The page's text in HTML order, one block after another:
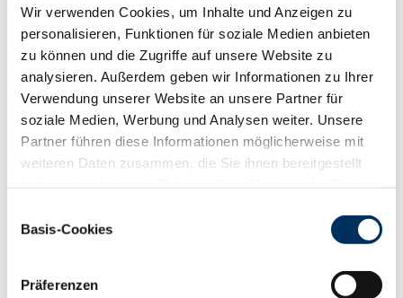
Wir verwenden Cookies, um Inhalte und Anzeigen zu
personalisieren, Funktionen für soziale Medien anbieten
zu können und die Zugriffe auf unsere Website zu
analysieren. Außerdem geben wir Informationen zu Ihrer
Verwendung unserer Website an unsere Partner für
soziale Medien, Werbung und Analysen weiter. Unsere
Partner führen diese Informationen möglicherweise mit
weiteren Daten zusammen, die Sie ihnen bereitgestellt
Cookies, wenn Sie unsere Webseite weiterhin nutzen.
Basis-Cookies
Präferenzen
RZR
RZKd
103
RZKm
RZÖko
141
Gesundheit
RZGesund
113
RZEuterfit
RZKlaue
117
105
RZRepro
106
RZKälberfit 118